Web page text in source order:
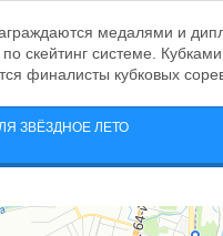
медалями и
скейтинг системе.
финалисты кубковых
ЗВЁЗДНОЕ ЛЕТО